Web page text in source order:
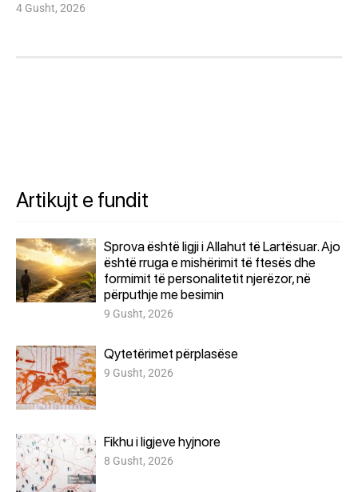
4 Gusht, 2026
Artikujt e fundit
Sprova është ligji i Allahut të Lartësuar. Ajo
është rruga e mishërimit të ftesës dhe
formimit të personalitetit njerëzor, në
përputhje me besimin
9 Gusht, 2026
Qytetërimet përplasëse
9 Gusht, 2026
Fikhu i ligjeve hyjnore
8 Gusht, 2026